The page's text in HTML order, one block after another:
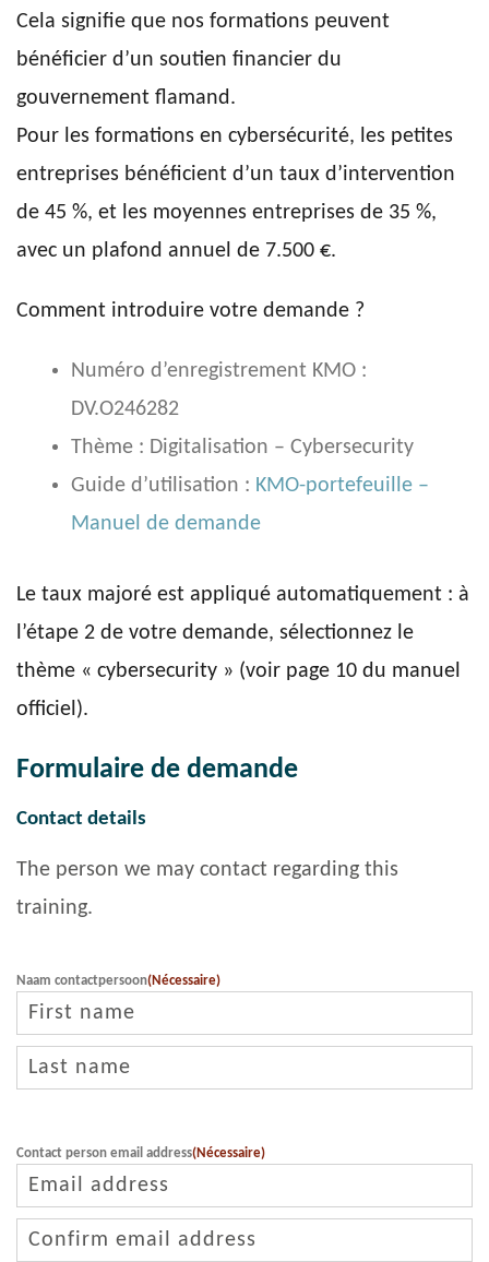
Cela signifie que nos formations peuvent
bénéficier d’un soutien financier du
gouvernement flamand.
Pour les formations en cybersécurité, les petites
entreprises bénéficient d’un taux d’intervention
de 45 %, et les moyennes entreprises de 35 %,
avec un plafond annuel de 7.500 €.
Comment introduire votre demande ?
Numéro d’enregistrement KMO :
DV.O246282
Thème : Digitalisation – Cybersecurity
Guide d’utilisation : KMO-portefeuille –
Manuel de demande
Le taux majoré est appliqué automatiquement : à
l’étape 2 de votre demande, sélectionnez le
thème « cybersecurity » (voir page 10 du manuel
officiel).
Formulaire de demande
Contact details
The person we may contact regarding this
training.
Naam contactpersoon(Nécessaire)
Cursist
Contact person email address(Nécessaire)
un